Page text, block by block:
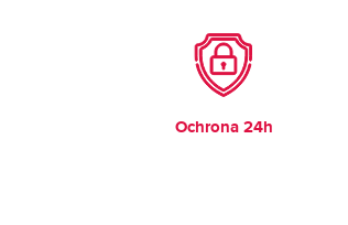
Ochrona 24h